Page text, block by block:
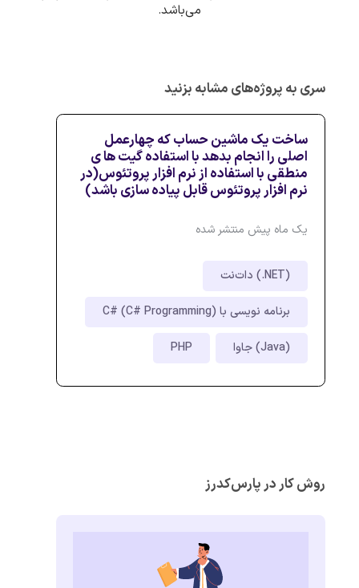
می‌باشد.
سری به پروژه‌های مشابه بزنید
ساخت یک ماشین حساب که چهارعمل
اصلی را انجام بدهد با استفاده گیت ها ی
منطقی با استفاده از نرم افزار پروتئوس(در
نرم افزار پروتئوس قابل پیاده سازی باشد)
یک ماه پیش منتشر شده
دات‌نت (.NET)
برنامه نویسی با C# (C# Programming)
جاوا (Java) PHP
روش کار در پارس‌کدرز